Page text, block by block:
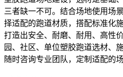
三者缺一不可。结合场地使用场
择适配的跑道材质，搭配标准化
打造出安全、耐磨、耐用、高性
园、社区、单位塑胶跑道选材、
随时咨询专业团队，定制适配的